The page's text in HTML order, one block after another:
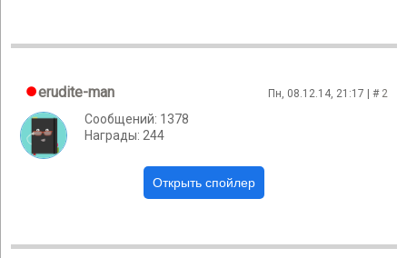
erudite-man Пн, 08.12.14, 21:17 | # 2
Сообщений: 1378
Награды: 244